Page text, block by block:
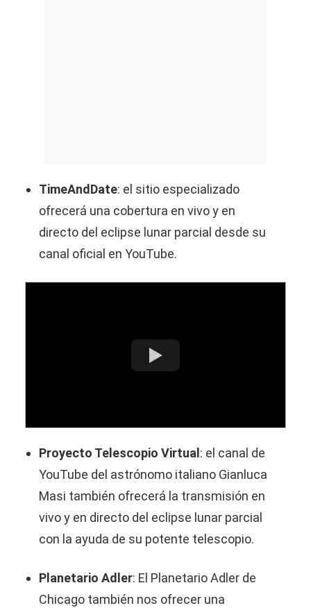
TimeAndDate: el sitio especializado
ofrecerá una cobertura en vivo y en
directo del eclipse lunar parcial desde su
canal oficial en YouTube.
Proyecto Telescopio Virtual : el canal de
YouTube del astrónomo italiano Gianluca
Masi también ofrecerá la transmisión en
vivo y en directo del eclipse lunar parcial
con la ayuda de su potente telescopio.
Planetario Adler: El Planetario Adler de
Chicago también nos ofrecer una